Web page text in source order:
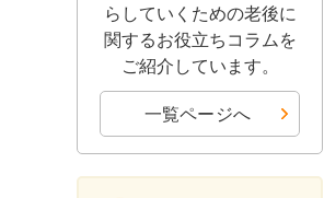
らしていくための老後に
関するお役立ちコラムを
ご紹介しています。
一覧ページへ